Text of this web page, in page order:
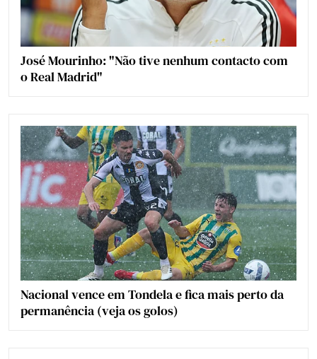
José Mourinho: "Não tive nenhum contacto com
o Real Madrid"
Nacional vence em Tondela e fica mais perto da
permanência (veja os golos)